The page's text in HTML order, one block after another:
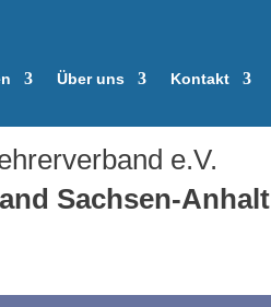
Über uns Kontakt
e.V.
Sachsen-Anhalt